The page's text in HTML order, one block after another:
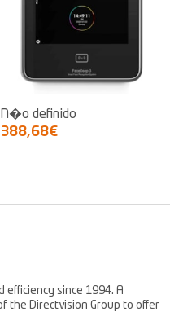
N�o definido
388,68€
efficiency since 1994. A
the Directvision Group to offer